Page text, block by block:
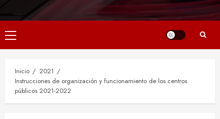
Menú
principal
Inicio
2021
Instrucciones de organización y funcionamiento de los centros
públicos 2021-2022